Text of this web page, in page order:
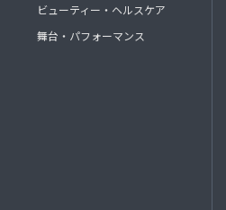
ビューティー・ヘルスケア
舞台・パフォーマンス